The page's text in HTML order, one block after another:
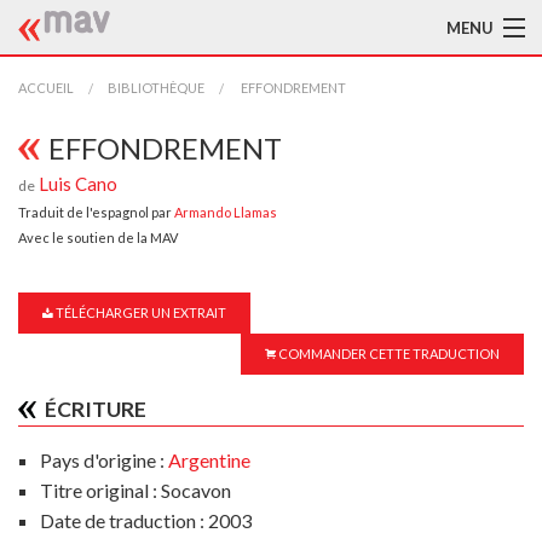
MENU
ACCUEIL
BIBLIOTHÈQUE
TRADUCTEURS
AIDE À LA TRADUCTION
À L'AFFICHE
ACCUEIL BIBLIOTHÈQUE EFFONDREMENT
EFFONDREMENT
de Luis Cano
Traduit de l'espagnol parArmando Llamas
Avec le soutien de la MAV
TÉLÉCHARGER UN EXTRAIT
COMMANDER CETTE TRADUCTION
ÉCRITURE
Pays d'origine : Argentine
Titre original : Socavon
Date de traduction : 2003